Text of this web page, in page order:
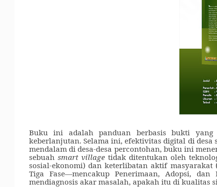
Buku ini adalah panduan berbasis bukti
keberlanjutan. Selama ini, efektivitas digital di
mendalam di desa-desa percontohan, buku ini
sebuah smart villagetidak ditentukan oleh
sosial-ekonomi) dan keterlibatan aktif
Tiga Fase—mencakup Penerimaan, Adopsi,
mendiagnosis akar masalah, apakah itu di kualitas